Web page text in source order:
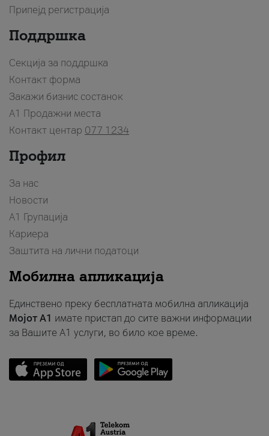
Припејд регистрација
Поддршка
Секција за поддршка
Контакт форма
Закажи бизнис состанок
A1 Продажни места
Контакт центар 077 1234
Профил
За нас
Новости
А1 Групација
Кариера
Заштита на лични податоци
Мобилна апликација
Единствено преку бесплатната мобилна апликација
Мојот A1 имате пристап до сите важни информации
за Вашите A1 услуги, во било кое време.